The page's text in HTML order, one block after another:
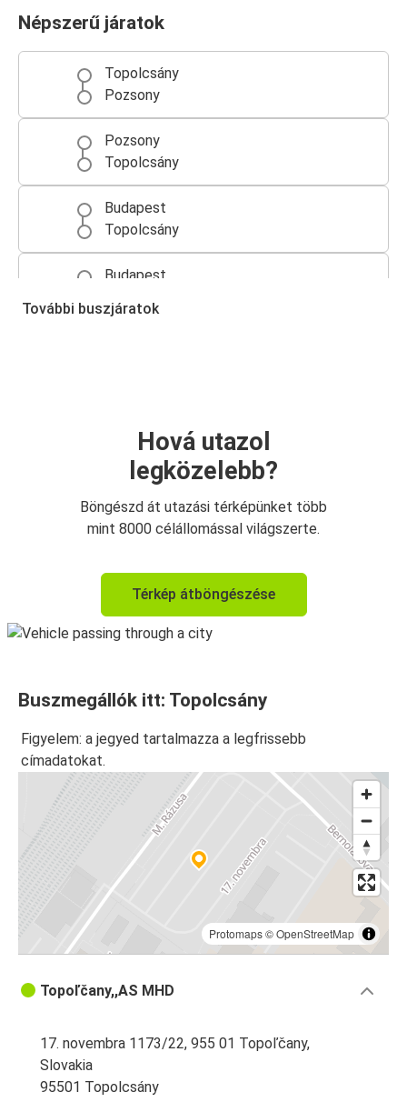
Népszerű járatok
Topolcsány
Pozsony
Pozsony
Topolcsány
Budapest
Topolcsány
Budapest
További buszjáratok
Hová utazol
legközelebb?
Böngészd át utazási térképünket több
mint 8000 célállomással világszerte.
Térkép átböngészése
Buszmegállók itt: Topolcsány
Figyelem: a jegyed tartalmazza a legfrissebb
címadatokat.
Protomaps©OpenStreetMap
Topoľčany,,AS MHD
17. novembra 1173/22, 955 01 Topoľčany,
Slovakia
95501 Topolcsány